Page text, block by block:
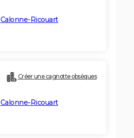
Calonne-Ricouart
Créer une cagnotte obsèques
Calonne-Ricouart